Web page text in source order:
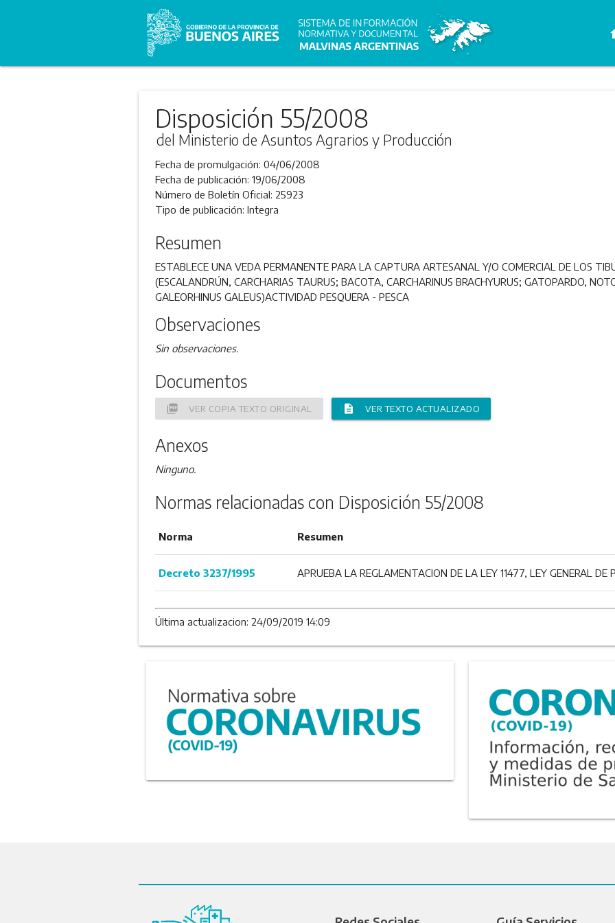
Disposición 55/2008
del Ministerio de Asuntos Agrarios y Producción
Fecha de promulgación: 04/06/2008
Fecha de publicación: 19/06/2008
Número de Boletín Oficial: 25923
Tipo de publicación: Integra
Resumen
ESTABLECE UNA VEDA PERMANENTE PARA LA CAPTURA ARTESANAL Y/O COMERCIAL DE LOS
(ESCALANDRÚN, CARCHARIAS TAURUS; BACOTA, CARCHARINUS BRACHYURUS; GATOPARDO,
GALEORHINUS GALEUS)ACTIVIDAD PESQUERA - PESCA
Observaciones
Sin observaciones.
Documentos
picture_as_pdf VER COPIA TEXTO ORIGINAL description VER TEXTO ACTUALIZADO
Anexos
Ninguno.
Normas relacionadas con Disposición 55/2008
Norma Resumen
Decreto 3237/1995 APRUEBA LA REGLAMENTACION DE LA LEY 11477, LEY GENERAL DE
Última actualizacion: 24/09/2019 14:09